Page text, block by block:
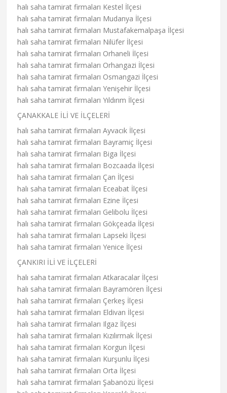
halı saha tamirat firmaları Kestel İlçesi
halı saha tamirat firmaları Mudanya İlçesi
halı saha tamirat firmaları Mustafakemalpaşa İlçesi
halı saha tamirat firmaları Nilüfer İlçesi
halı saha tamirat firmaları Orhaneli İlçesi
halı saha tamirat firmaları Orhangazi İlçesi
halı saha tamirat firmaları Osmangazi İlçesi
halı saha tamirat firmaları Yenişehir İlçesi
halı saha tamirat firmaları Yıldırım İlçesi
ÇANAKKALE İLİ VE İLÇELERİ
halı saha tamirat firmaları Ayvacık İlçesi
halı saha tamirat firmaları Bayramiç İlçesi
halı saha tamirat firmaları Biga İlçesi
halı saha tamirat firmaları Bozcaada İlçesi
halı saha tamirat firmaları Çan İlçesi
halı saha tamirat firmaları Eceabat İlçesi
halı saha tamirat firmaları Ezine İlçesi
halı saha tamirat firmaları Gelibolu İlçesi
halı saha tamirat firmaları Gökçeada İlçesi
halı saha tamirat firmaları Lapseki İlçesi
halı saha tamirat firmaları Yenice İlçesi
ÇANKIRI İLİ VE İLÇELERİ
halı saha tamirat firmaları Atkaracalar İlçesi
halı saha tamirat firmaları Bayramören İlçesi
halı saha tamirat firmaları Çerkeş İlçesi
halı saha tamirat firmaları Eldivan İlçesi
halı saha tamirat firmaları Ilgaz İlçesi
halı saha tamirat firmaları Kızılırmak İlçesi
halı saha tamirat firmaları Korgun İlçesi
halı saha tamirat firmaları Kurşunlu İlçesi
halı saha tamirat firmaları Orta İlçesi
halı saha tamirat firmaları Şabanözü İlçesi